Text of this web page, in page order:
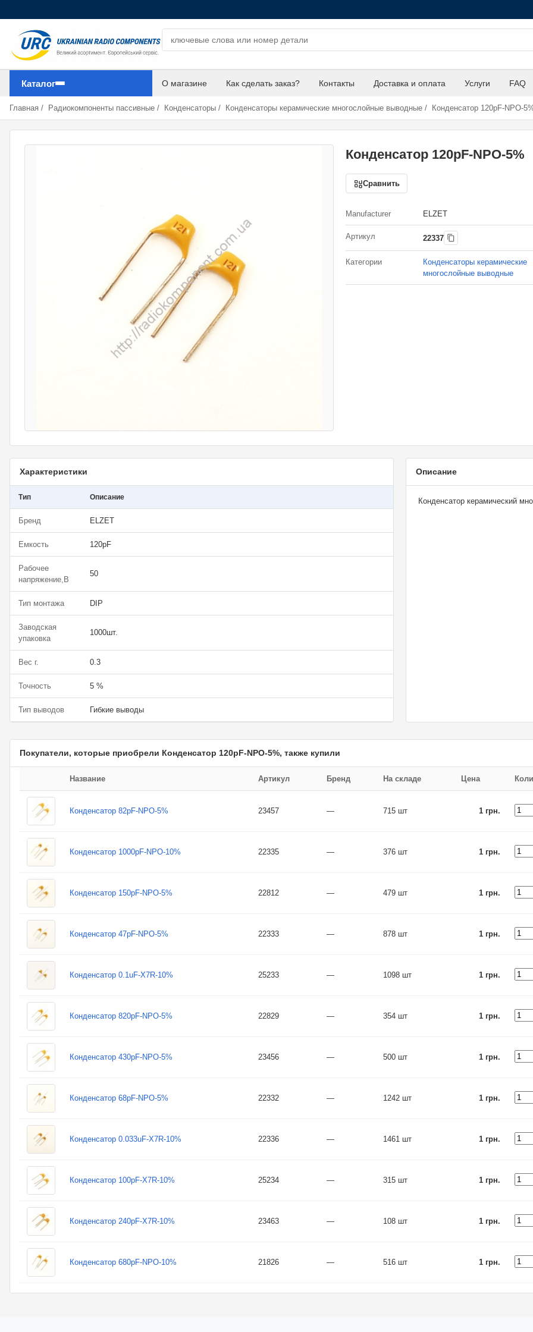
Каталог О магазине Как сделать заказ? Контакты Доставка и оплата Услуги FAQ
Главная / Радиокомпоненты пассивные / Конденсаторы / Конденсаторы керамические многослойные выводные / Конденсатор 120pF-NPO-
Конденсатор 120pF-NPO-5%
Сравнить
Manufacturer ELZET
Артикул 22337
Категории
Конденсаторы керамические
многослойные выводные
Характеристики
Тип Описание
Бренд ELZET
Емкость 120pF
Рабочее
напряжение,В
50
Тип монтажа DIP
Заводская
упаковка
1000шт.
Вес г. 0.3
Точность 5 %
Тип выводов Гибкие выводы
Описание
Конденсатор керамический
Покупатели, которые приобрели Конденсатор 120pF-NPO-5%, также купили
Название Артикул Бренд На складе Цена
Конденсатор 82pF-NPO-5% 23457 — 715 шт 1 грн.
Конденсатор 1000pF-NPO-10% 22335 — 376 шт 1 грн.
Конденсатор 150pF-NPO-5% 22812 — 479 шт 1 грн.
Конденсатор 47pF-NPO-5% 22333 — 878 шт 1 грн.
Конденсатор 0.1uF-X7R-10% 25233 — 1098 шт 1 грн.
Конденсатор 820pF-NPO-5% 22829 — 354 шт 1 грн.
Конденсатор 430pF-NPO-5% 23456 — 500 шт 1 грн.
Конденсатор 68pF-NPO-5% 22332 — 1242 шт 1 грн.
Конденсатор 0.033uF-X7R-10% 22336 — 1461 шт 1 грн.
Конденсатор 100pF-X7R-10% 25234 — 315 шт 1 грн.
Конденсатор 240pF-X7R-10% 23463 — 108 шт 1 грн.
Конденсатор 680pF-NPO-10% 21826 — 516 шт 1 грн.